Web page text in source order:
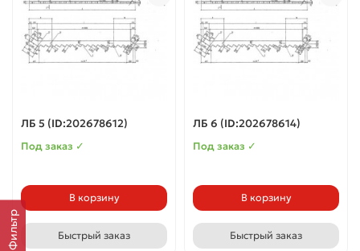
Фильтр
ЛБ 5 (ID:202678612)
Под заказ ✓
В корзину
Быстрый заказ
ЛБ 6 (ID:202678614)
Под заказ ✓
В корзину
Быстрый заказ